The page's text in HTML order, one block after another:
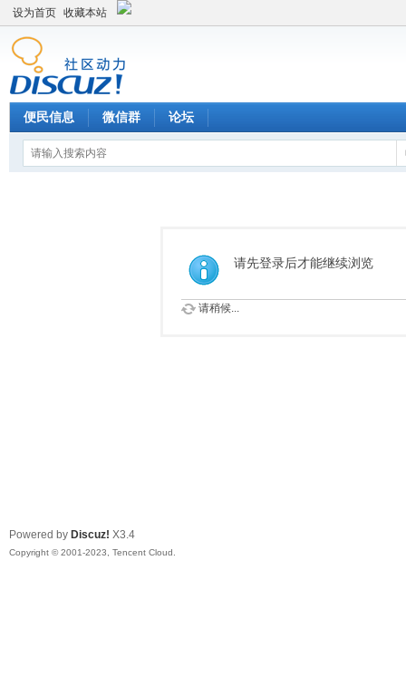
设为首页 收藏本站
便民信息 微信群 论坛
请先登录后才能继续浏览
请稍候...
Powered by Discuz! X3.4
Copyright © 2001-2023, Tencent Cloud.